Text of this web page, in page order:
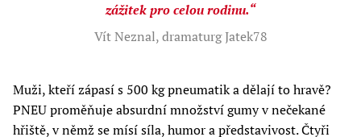
zážitek pro celou rodinu.“
Vít Neznal, dramaturg Jatek78
Muži, kteří zápasí s 500 kg pneumatik a dělají to hravě?
PNEU proměňuje absurdní množství gumy v nečekané
hřiště, v němž se mísí síla, humor a představivost. Čtyři